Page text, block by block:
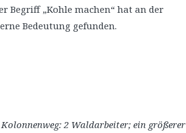
Begriff „Kohle machen“ hat an der
Bedeutung gefunden.
2 Waldarbeiter; ein größerer